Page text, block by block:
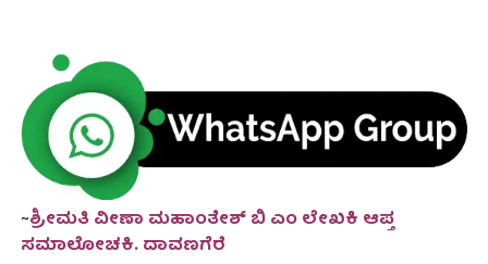
~ಶ್ರೀಮತಿ ವೀಣಾ ಮಹಾಂತೇಶ್ ಬಿ ಎಂ ಲೇಖಕಿ ಆಪ್ತ
ಸಮಾಲೋಚಕಿ. ದಾವಣಗೆರೆ